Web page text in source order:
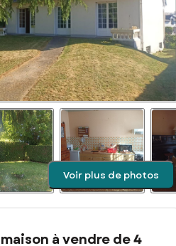
Voir plus de photos
à vendre de 4